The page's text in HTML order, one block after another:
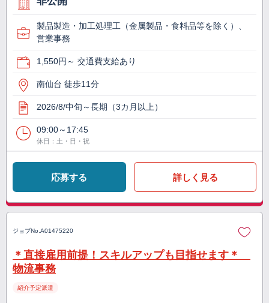
製品製造・加工処理工（金属製品・食料品等を除く）、
営業事務
1,550円～ 交通費支給あり
南仙台 徒歩11分
2026/8/中旬～長期（3カ月以上）
09:00～17:45
休日：土・日・祝
応募する 詳しく見る
ジョブNo. A01475220
＊直接雇用前提！スキルアップも目指せます＊
物流事務
紹介予定派遣